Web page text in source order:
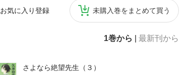
お気に入り登録 未購入巻をまとめて買う
1巻から 最新刊から
さよなら絶望先生（３）